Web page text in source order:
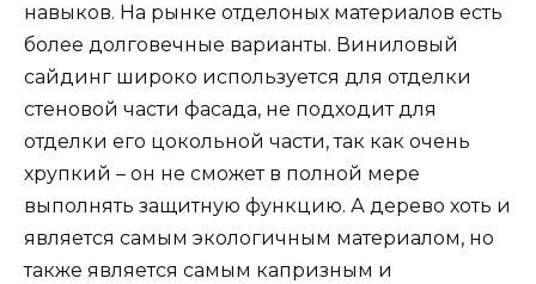
навыков. На рынке отделоных материалов есть
более долговечные варианты. Виниловый
сайдинг широко используется для отделки
стеновой части фасада, не подходит для
отделки его цокольной части, так как очень
хрупкий – он не сможет в полной мере
выполнять защитную функцию. А дерево хоть и
является самым экологичным материалом, но
также является самым капризным и